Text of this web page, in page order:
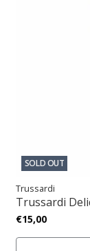
SOLD OUT
Trussardi
Trussardi
€15,00